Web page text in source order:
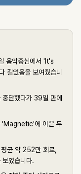
음악중심에서 'It's
길었음을 보여줬습니
단했다가 39일 만에
'Magnetic'에 이은 두
균 약 252만 회로,
였습니다.